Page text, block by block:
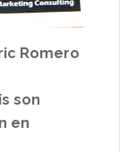
Romero
son
en